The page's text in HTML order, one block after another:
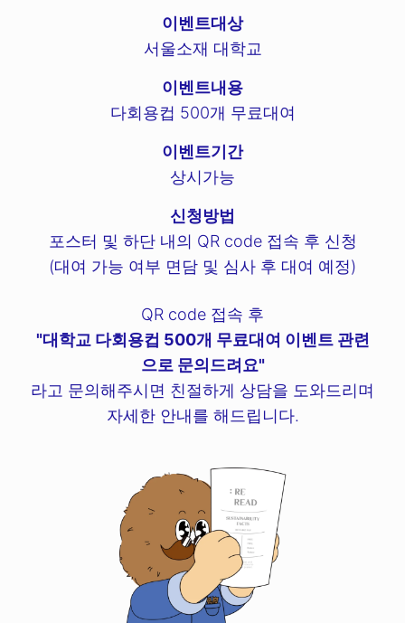
이벤트대상
서울소재 대학교
이벤트내용
다회용컵 500개 무료대여
이벤트기간
상시가능
신청방법
포스터 및 하단 내의 QR code 접속 후 신청
(대여 가능 여부 면담 및 심사 후 대여 예정)
QR code 접속 후
"대학교 다회용컵 500개 무료대여 이벤트 관련
으로 문의드려요"
라고 문의해주시면 친절하게 상담을 도와드리며
자세한 안내를 해드립니다.